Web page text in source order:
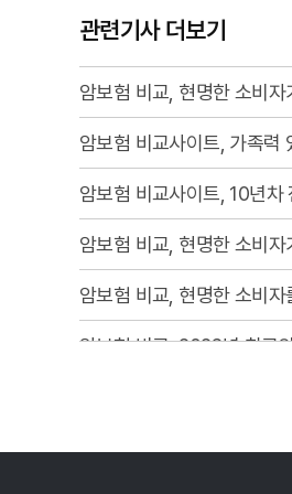
관련기사 더보기
암보험 비교, 현명한 소비
암보험 비교사이트, 가족력
암보험 비교사이트, 10년차
암보험 비교, 현명한 소비
암보험 비교, 현명한 소비
암보험 비교, 2026년 최고
암보험 비교, 이제 헤매지